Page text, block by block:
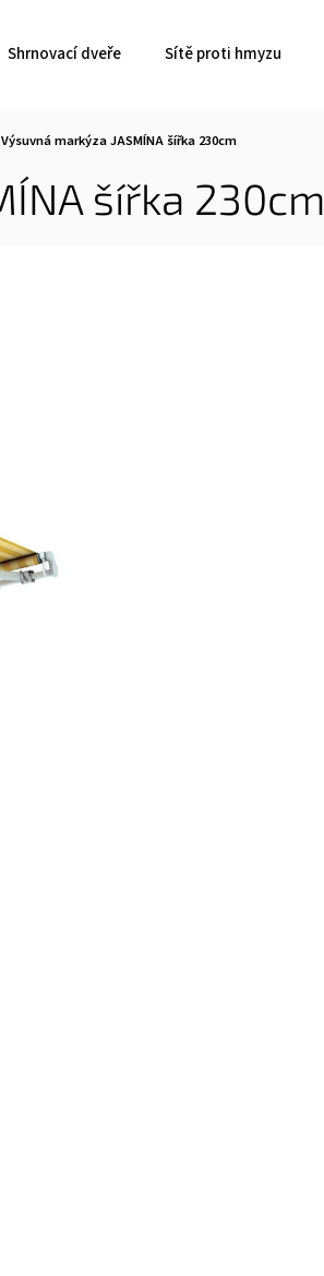
Shrnovací dveře Sítě proti hmyzu
Výsuvná markýza JASMÍNA šířka 230cm
šířka 230cm